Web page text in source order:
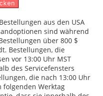
aus den USA
sind während
über 800 $
Bestellungen, die
vor 13:00 Uhr MST
des Servicefensters
die nach 13:00 Uhr
folgenden Werktag